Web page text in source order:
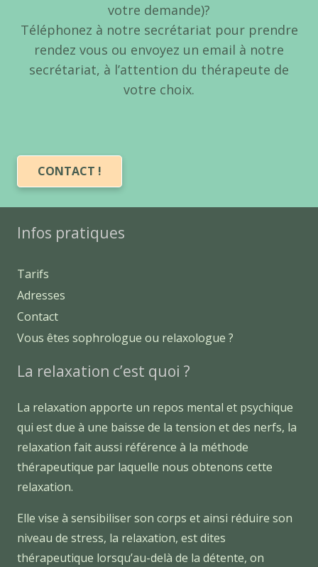
votre demande)?
Téléphonez à notre secrétariat pour prendre
rendez vous ou envoyez un email à notre
secrétariat, à l’attention du thérapeute de
votre choix.
CONTACT !
Infos pratiques
Tarifs
Adresses
Contact
Vous êtes sophrologue ou relaxologue ?
La relaxation c’est quoi ?
La relaxation apporte un repos mental et psychique
qui est due à une baisse de la tension et des nerfs, la
relaxation fait aussi référence à la méthode
thérapeutique par laquelle nous obtenons cette
relaxation.
Elle vise à sensibiliser son corps et ainsi réduire son
niveau de stress, la relaxation, est dites
thérapeutique lorsqu’au-delà de la détente, on